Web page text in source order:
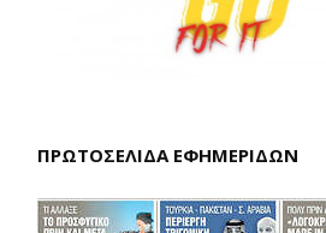
ΠΡΩΤΟΣΕΛΙΔΑ ΕΦΗΜΕΡΙΔΩΝ